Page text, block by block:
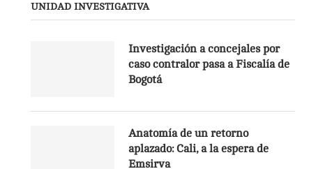
UNIDAD INVESTIGATIVA
Investigación a concejales por
caso contralor pasa a Fiscalía de
Bogotá
Anatomía de un retorno
aplazado: Cali, a la espera de
Emsirva